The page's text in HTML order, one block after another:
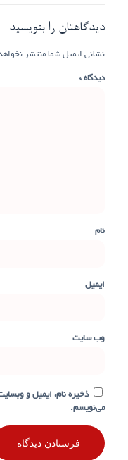
دیدگاهتان را بنویسید
نشانی ایمیل شما منتشر
دیدگاه*
نام
ایمیل
وب‌ سایت
ذخیره نام، ایمیل و
می‌نویسم.